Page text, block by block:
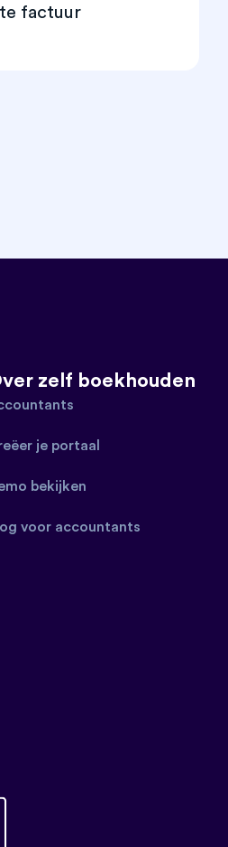
factuur
zelf boekhouden
je portaal
bekijken
voor accountants